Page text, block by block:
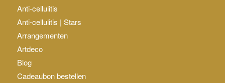
Anti-cellulitis
Anti-cellulitis | Stars
Arrangementen
Artdeco
Blog
Cadeaubon bestellen